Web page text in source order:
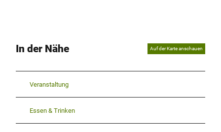
In der Nähe Auf der Karte anschauen
Veranstaltung
Essen & Trinken